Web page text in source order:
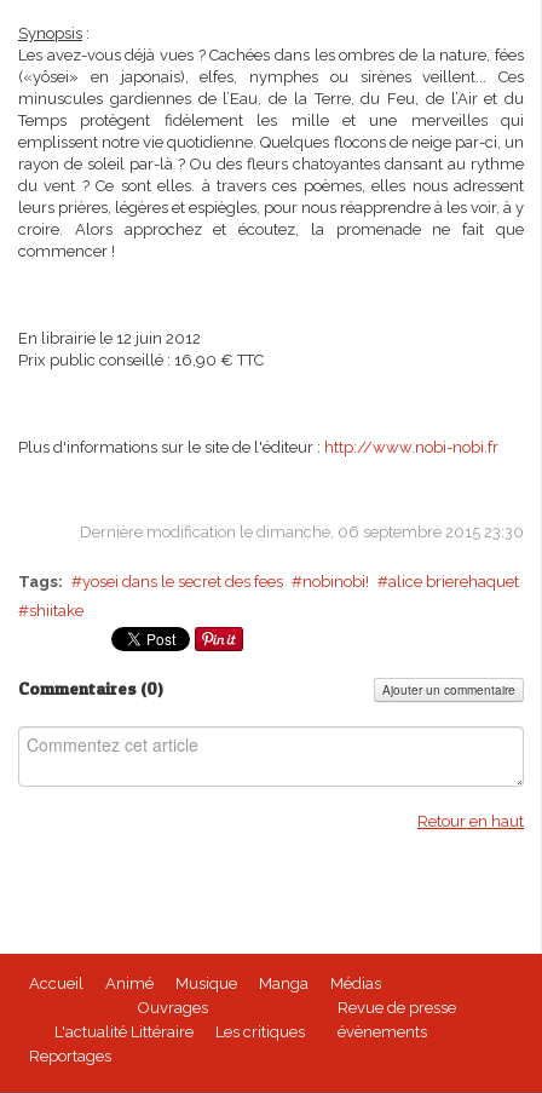
Synopsis :
Les avez-vous déjà vues ? Cachées dans les ombres de la nature, fées
(«yôsei» en japonais), elfes, nymphes ou sirènes veillent... Ces
minuscules gardiennes de l’Eau, de la Terre, du Feu, de l’Air et du
Temps protègent fidèlement les mille et une merveilles qui
emplissent notre vie quotidienne. Quelques flocons de neige par-ci, un
rayon de soleil par-là ? Ou des fleurs chatoyantes dansant au rythme
du vent ? Ce sont elles. à travers ces poèmes, elles nous adressent
leurs prières, légères et espiègles, pour nous réapprendre à les voir, à y
croire. Alors approchez et écoutez, la promenade ne fait que
commencer !
En librairie le 12 juin 2012
Prix public conseillé : 16,90 € TTC
Plus d'informations sur le site de l'éditeur : http://www.nobi-nobi.fr
Dernière modification le dimanche, 06 septembre 2015 23:30
Tags: yosei dans le secret des fees nobinobi!
alice brierehaquet
shiitake
Commentaires (0) Ajouter un commentaire
Retour en haut
Accueil Animé Musique Manga
Médias
Ouvrages
L'actualité Littéraire
Les critiques
Revue de presse
évènements
Reportages